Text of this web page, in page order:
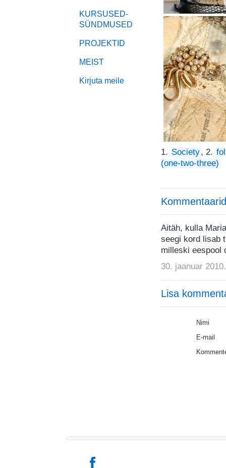
KURSUSED-
SÜNDMUSED
PROJEKTID
MEIST
Kirjuta meile
1. Society, 2.
(one-two-three)
Aitäh, kulla
seegi kord lisab
milleski eespool
30. jaanuar 2010.
Lisa
Nimi
E-mail